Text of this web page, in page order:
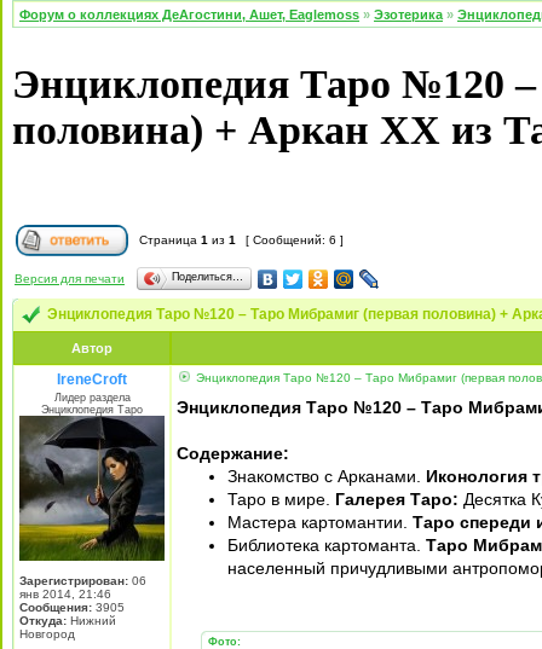
Форум о коллекциях ДеАгостини, Ашет, Eaglemoss » Эзотерика »
Энциклопедия Таро №120
половина) + Аркан XX из
Страница 1 из 1 [ Сообщений: 6 ]
Версия для печати Поделиться…
Энциклопедия Таро №120 – Таро Мибрамиг (первая половина) +
Автор
IreneCroft
Лидер раздела
Энциклопедия Таро
Зарегистрирован: 06
янв 2014, 21:46
Сообщения: 3905
Откуда: Нижний
Новгород
Энциклопедия Таро №120 – Таро Мибрамиг (первая
Энциклопедия Таро №120 – Таро
Содержание:
Знакомство с Арканами. Иконология
Таро в мире. Галерея Таро: Десятка
Мастера картомантии. Таро спереди
Библиотека картоманта. Таро
населенный причудливыми
Фото: